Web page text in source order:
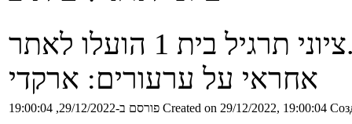
לאתר.
אחראי על ערעורים: ארקדי
פורסם ב-29/12/2022, 19:00:04 Created on 29/12/2022, 19:00:04